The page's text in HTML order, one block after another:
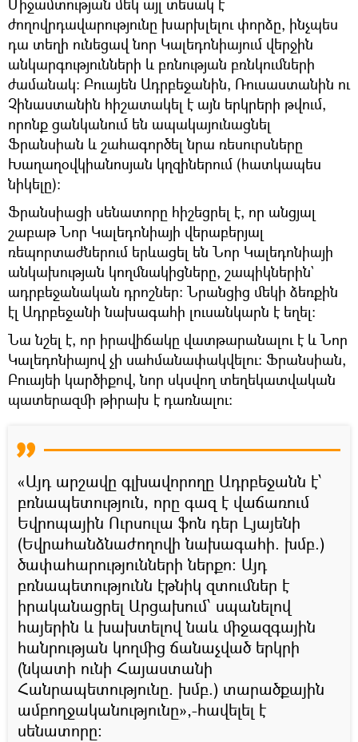
ժողովրդավարությունը խարխլելու փորձը, ինչպես
դա տեղի ունեցավ նոր Կալեդոնիայում վերջին
անկարգությունների և բռնության բռնկումների
ժամանակ: Բուայեն Ադրբեջանին, Ռուսաստանին ու
Չինաստանին հիշատակել է այն երկրերի թվում,
որոնք ցանկանում են ապակայունացնել
Ֆրանսիան և շահագործել նրա ռեսուրսները
Խաղաղօվկիանոսյան կղզիներում (հատկապես
նիկելը)։
Ֆրանսիացի սենատորը հիշեցրել է, որ անցյալ
շաբաթ Նոր Կալեդոնիայի վերաբերյալ
ռեպորտաժներում երևացել են Նոր Կալեդոնիայի
անկախության կողմնակիցները, շապիկներին`
ադրբեջանական դրոշներ։ Նրանցից մեկի ձեռքին
էլ Ադրբեջանի նախագահի լուսանկարն է եղել։
Նա նշել է, որ իրավիճակը վատթարանալու է և Նոր
Կալեդոնիայով չի սահմանափակվելու։ Ֆրանսիան,
Բուայեի կարծիքով, նոր սկսվող տեղեկատվական
պատերազմի թիրախ է դառնալու։
«Այդ արշավը գլխավորողը Ադրբեջանն է՝
բռնապետություն, որը գազ է վաճառում
Եվրոպային Ուրսուլա ֆոն դեր Լյայենի
(Եվրահանձնաժողովի նախագահի. խմբ.)
ծափահարությունների ներքո։ Այդ
բռնապետությունն էթնիկ զտումներ է
իրականացրել Արցախում՝ սպանելով
հայերին և խախտելով նաև միջազգային
հանրության կողմից ճանաչված երկրի
(նկատի ունի Հայաստանի
Հանրապետությունը. խմբ.) տարածքային
ամբողջականությունը»,-հավելել է
սենատորը։